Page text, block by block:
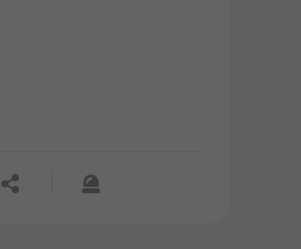
공유하기신고하기